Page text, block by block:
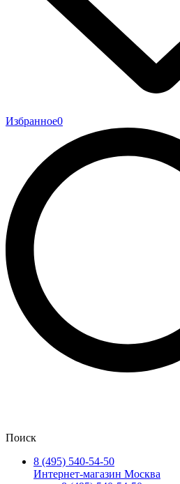
Избранное0
Поиск
8 (495) 540-54-50
Интернет-магазин Москва